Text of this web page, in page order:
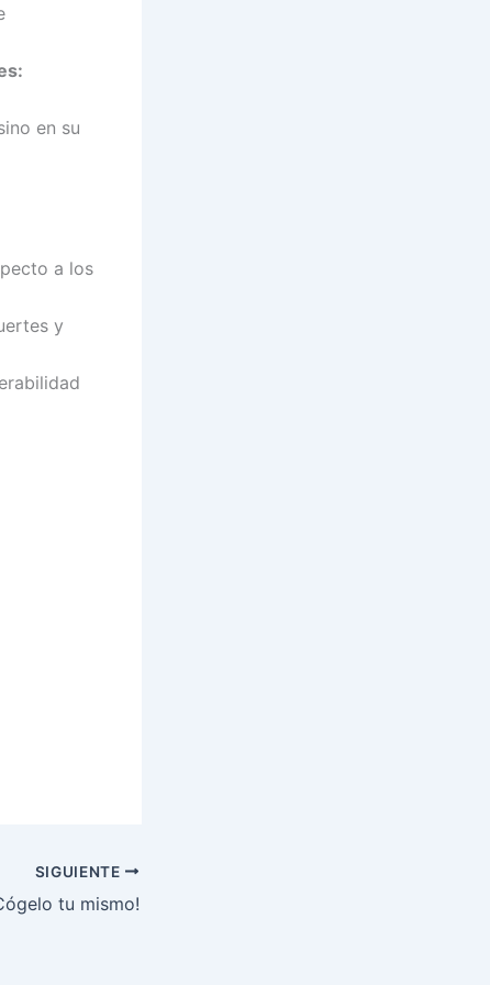
en su
a los
y
SIGUIENTE
tu mismo!